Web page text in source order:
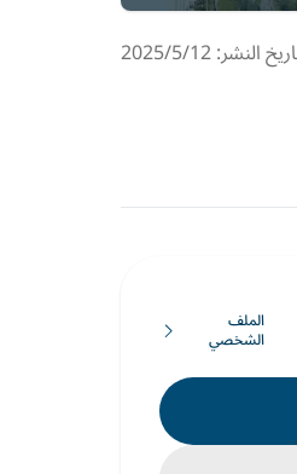
النشر: 12‏‏/5‏‏/2025
الملف
الشخصي